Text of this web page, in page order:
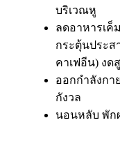
บริเวณหู
ลดอาหารเค็
กระตุ้นประส
คาเฟอีน) งด
ออกกำลังกา
กังวล
นอนหลับ พัก